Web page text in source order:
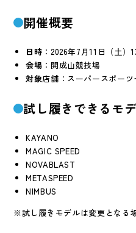
開催概要
日時 ：2026年7月11日（土）
会場 ：開成山競技場
対象店舗：スーパースポー
試し履きできるモ
KAYANO
MAGIC SPEED
NOVABLAST
METASPEED
NIMBUS
※試し履きモデルは変更となる